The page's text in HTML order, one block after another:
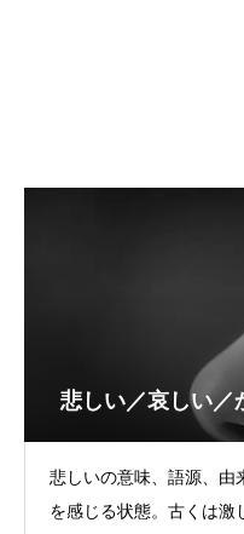
悲しい／哀しい／
悲しいの意味、語源、由
を感じる状態。古くは激